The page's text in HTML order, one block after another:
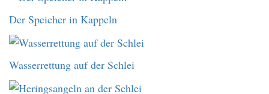
Der Speicher in Kappeln
Wasserrettung auf der Schlei